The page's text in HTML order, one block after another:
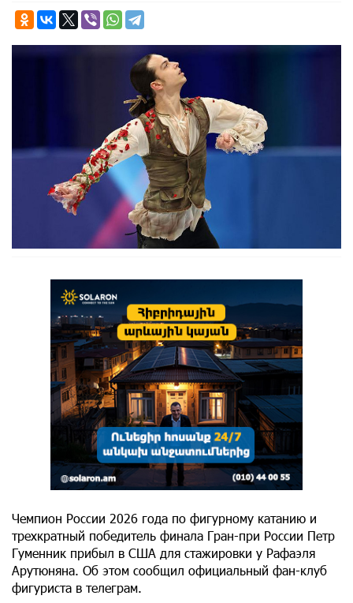
Чемпион России 2026 года по фигурному катанию и
трехкратный победитель финала Гран-при России Петр
Гуменник прибыл в США для стажировки у Рафаэля
Арутюняна. Об этом сообщил официальный фан-клуб
фигуриста в телеграм.